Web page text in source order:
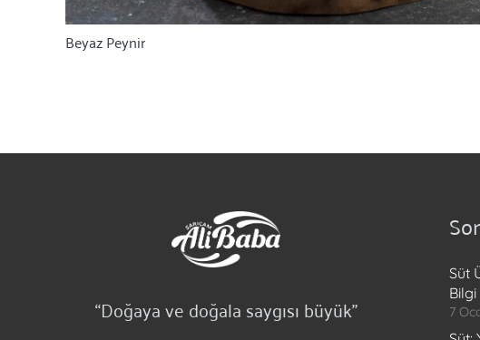
Beyaz Peynir
“Doğaya ve doğala saygısı büyük”
Süt
Bilgi
7